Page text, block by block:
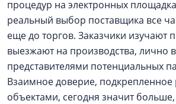
процедур на электронных
реальный выбор поставщика все
еще до торгов. Заказчики изучают
выезжают на производства, лично
представителями потенциальных
Взаимное доверие,
объектами, сегодня значит